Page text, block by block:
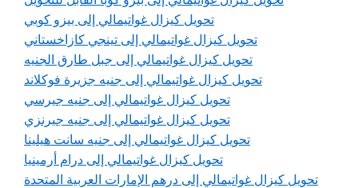
تحويل كيزال غواتيمالي إلى بيزو كوبي
تحويل كيزال غواتيمالي إلى تينجي كازاخستاني
تحويل كيزال غواتيمالي إلى جبل طارق الجنيه
تحويل كيزال غواتيمالي إلى جنيه جزيرة فوكلاند
تحويل كيزال غواتيمالي إلى جنيه جيرسي
تحويل كيزال غواتيمالي إلى جنيه جيرنزي
تحويل كيزال غواتيمالي إلى جنيه سانت هيلينا
تحويل كيزال غواتيمالي إلى درام أرمينيا
تحويل كيزال غواتيمالي إلى درهم الإمارات العربية المتحدة